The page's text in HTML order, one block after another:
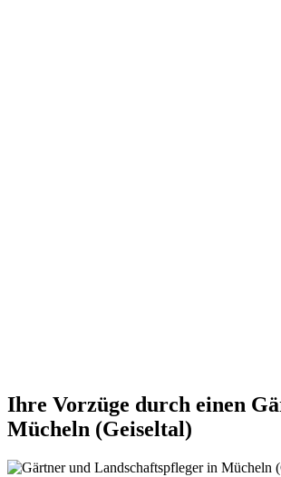
Ihre Vorzüge durch einen
Mücheln (Geiseltal)